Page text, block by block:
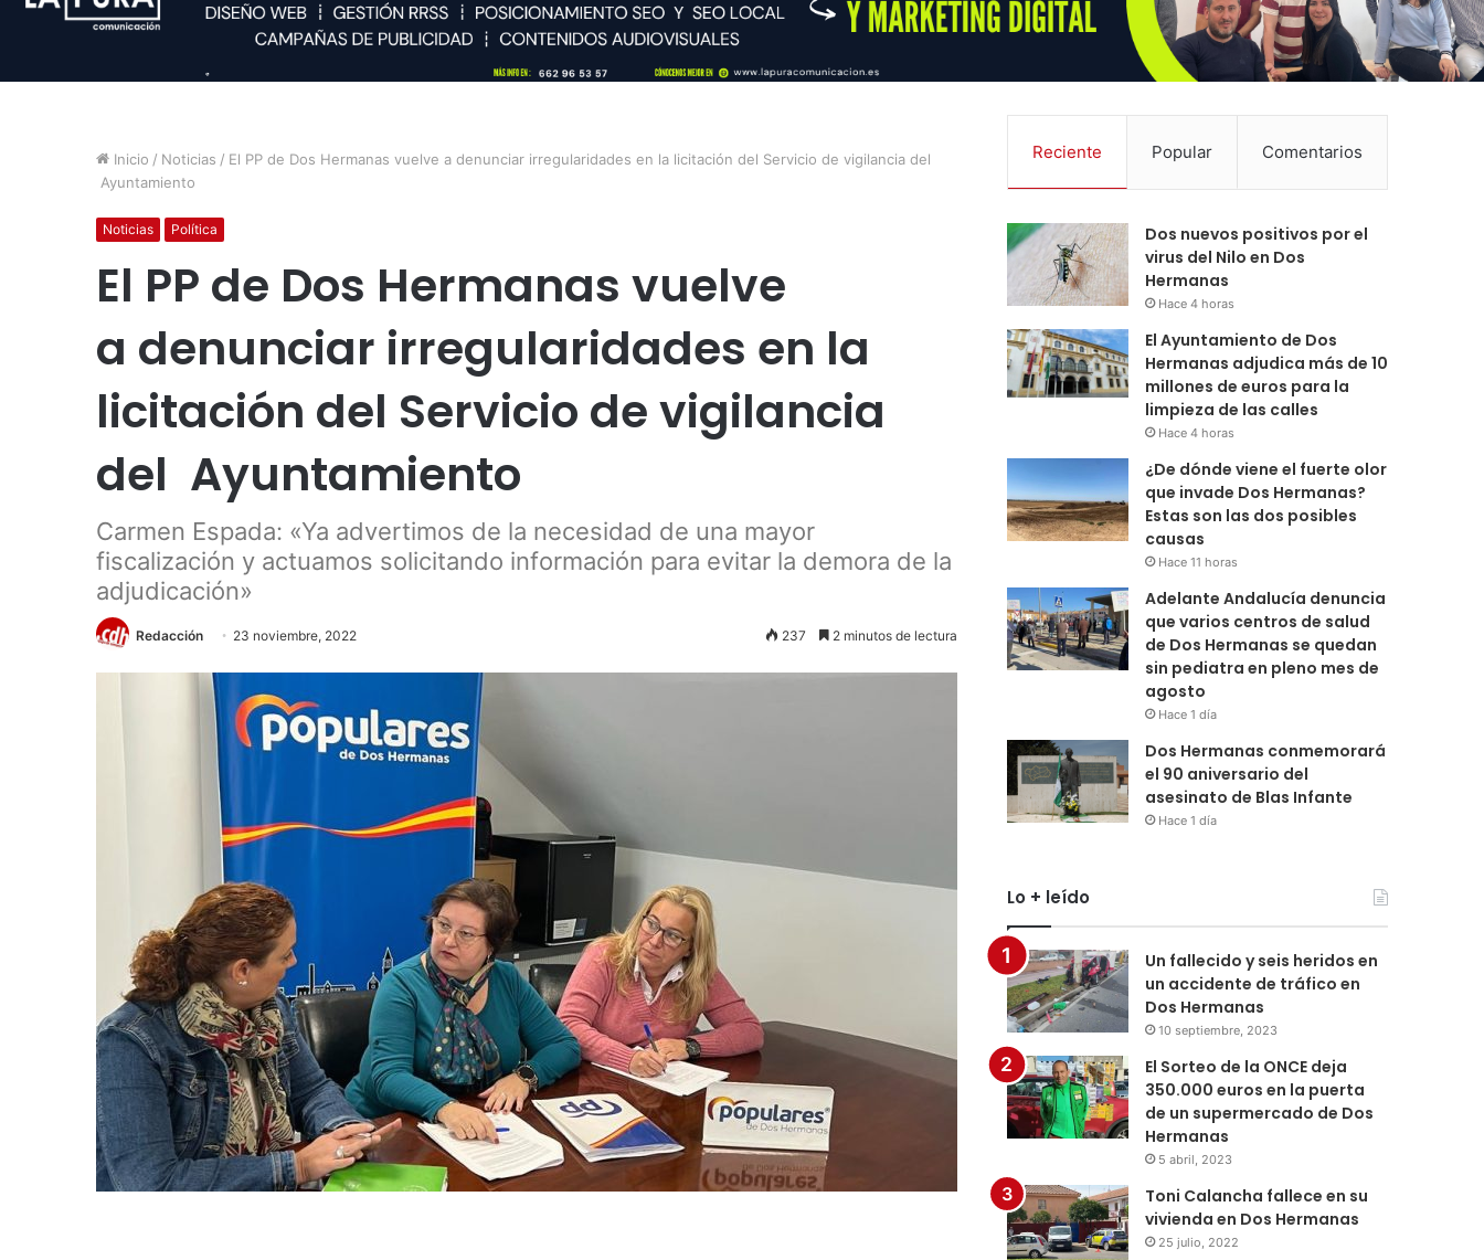
Inicio / Noticias / El PP de Dos Hermanas vuelve a denunciar irregularidades en la licitación del Servicio de vigilancia del
Ayuntamiento
Noticias Política
El PP de Dos Hermanas vuelve
a denunciar irregularidades en la
licitación del Servicio de vigilancia
del Ayuntamiento
Carmen Espada: «Ya advertimos de la necesidad de una mayor
fiscalización y actuamos solicitando información para evitar la demora de la
adjudicación»
Redacción 23 noviembre, 2022 237 2 minutos de lectura
Reciente Popular Comentarios
Dos nuevos positivos por el
virus del Nilo en Dos
Hermanas
Hace 4 horas
El Ayuntamiento de Dos
Hermanas adjudica más de 10
millones de euros para la
limpieza de las calles
Hace 4 horas
¿De dónde viene el fuerte olor
que invade Dos Hermanas?
Estas son las dos posibles
causas
Hace 11 horas
Adelante Andalucía denuncia
que varios centros de salud
de Dos Hermanas se quedan
sin pediatra en pleno mes de
agosto
Hace 1 día
Dos Hermanas conmemorará
el 90 aniversario del
asesinato de Blas Infante
Hace 1 día
Lo + leído
Un fallecido y seis heridos en
un accidente de tráfico en
Dos Hermanas
10 septiembre, 2023
El Sorteo de la ONCE deja
350.000 euros en la puerta
de un supermercado de Dos
Hermanas
5 abril, 2023
Toni Calancha fallece en su
vivienda en Dos Hermanas
25 julio, 2022